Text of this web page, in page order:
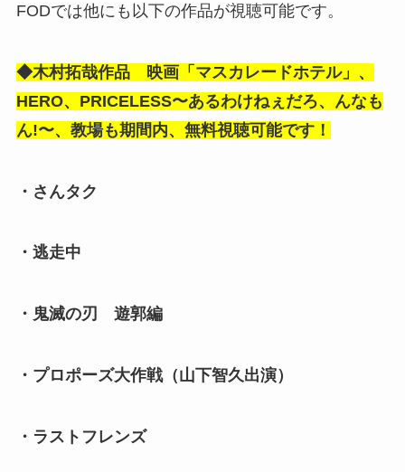
FODでは他にも以下の作品が視聴可能です。
◆木村拓哉作品 映画「マスカレードホテル」、
HERO、PRICELESS〜あるわけねぇだろ、んなも
ん!〜、教場も期間内、無料視聴可能です！
・さんタク
・逃走中
・鬼滅の刃 遊郭編
・プロポーズ大作戦（山下智久出演）
・ラストフレンズ